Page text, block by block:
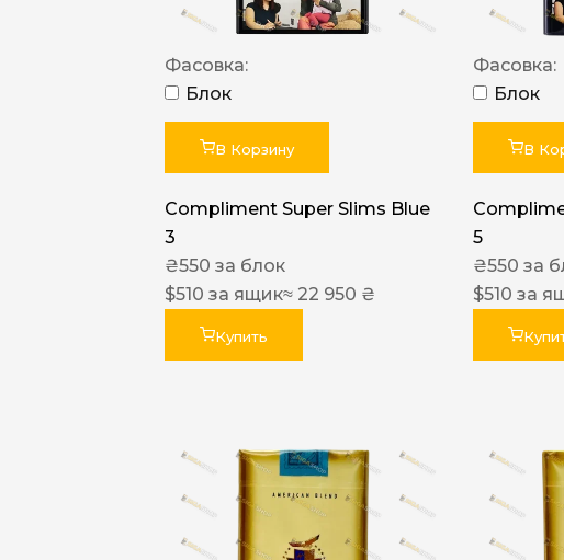
Фасовка:
Блок
В Корзину
Compliment Super Slims Blue
3
₴550 за блок
$510 за ящик≈ 22 950 ₴
Купить
Фасовка:
Блок
В
5
₴550 за
$510 за